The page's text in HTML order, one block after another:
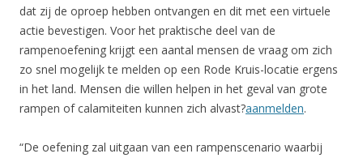
dat zij de oproep hebben ontvangen en dit met een virtuele
actie bevestigen. Voor het praktische deel van de
rampenoefening krijgt een aantal mensen de vraag om zich
zo snel mogelijk te melden op een Rode Kruis-locatie ergens
in het land. Mensen die willen helpen in het geval van grote
rampen of calamiteiten kunnen zich alvast?aanmelden.
“De oefening zal uitgaan van een rampenscenario waarbij